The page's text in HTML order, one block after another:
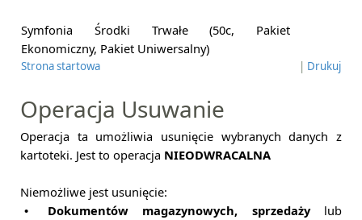
Symfonia Środki Trwałe (50c, Pakiet
Ekonomiczny, Pakiet Uniwersalny)
Strona startowa | Drukuj
Operacja Usuwanie
Operacja ta umożliwia usunięcie wybranych danych z
kartoteki. Jest to operacja NIEODWRACALNA
Niemożliwe jest usunięcie:
• Dokumentów magazynowych, sprzedażylub